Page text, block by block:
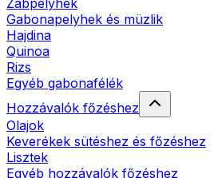
Zabpelyhek
Gabonapelyhek és müzlik
Hajdina
Quinoa
Rizs
Egyéb gabonafélék
Hozzávalók főzéshez
Olajok
Keverékek sütéshez és főzéshez
Lisztek
Egyéb hozzávalók főzéshez